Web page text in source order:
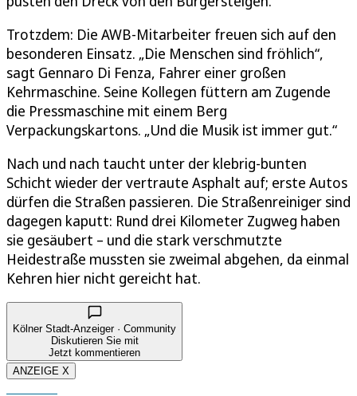
Trotzdem: Die AWB-Mitarbeiter freuen sich auf den
besonderen Einsatz. „Die Menschen sind fröhlich“,
sagt Gennaro Di Fenza, Fahrer einer großen
Kehrmaschine. Seine Kollegen füttern am Zugende
die Pressmaschine mit einem Berg
Verpackungskartons. „Und die Musik ist immer gut.“
Nach und nach taucht unter der klebrig-bunten
Schicht wieder der vertraute Asphalt auf; erste Autos
dürfen die Straßen passieren. Die Straßenreiniger sind
dagegen kaputt: Rund drei Kilometer Zugweg haben
sie gesäubert – und die stark verschmutzte
Heidestraße mussten sie zweimal abgehen, da einmal
Kehren hier nicht gereicht hat.
Kölner Stadt-Anzeiger · Community
Diskutieren Sie mit
Jetzt kommentieren
ANZEIGE X